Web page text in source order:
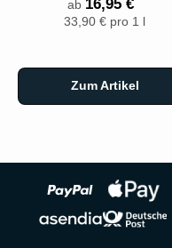
ab 16,95 €
33,90 € pro 1 l
Zum Artikel